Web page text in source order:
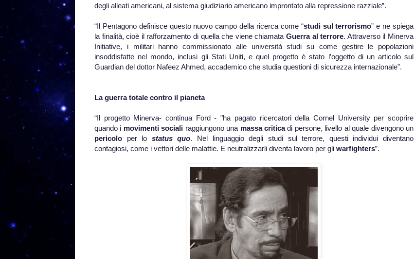
degli alleati americani, al sistema giudiziario americano improntato alla repressione razziale”.
“Il Pentagono definisce questo nuovo campo della ricerca come “studi sul terrorismo” e ne spiega
la finalità, cioè il rafforzamento di quella che viene chiamata Guerra al terrore. Attraverso il Minerva
Initiative, i militari hanno commissionato alle università studi su come gestire le popolazioni
insoddisfatte nel mondo, inclusi gli Stati Uniti, e quel progetto è stato l’oggetto di un articolo sul
Guardian del dottor Nafeez Ahmed, accademico che studia questioni di sicurezza internazionale”.
La guerra totale contro il pianeta
“Il progetto Minerva- continua Ford - "ha pagato ricercatori della Cornel University per scoprire
quando i movimenti sociali raggiungono una massa criticadi persone, livello al quale divengono un
pericolo per lo status quo. Nel linguaggio degli studi sul terrore, questi individui diventano
contagiosi, come i vettori delle malattie. E neutralizzarli diventa lavoro per gli warfighters”.